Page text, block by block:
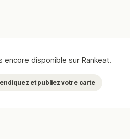
par les traditions culinaires
les cuissons.
disponible sur Rankeat.
et publiez votre carte